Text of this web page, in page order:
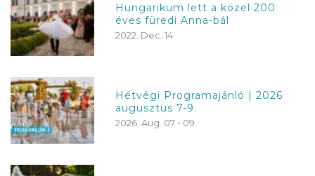
Hungarikum lett a közel 200
éves füredi Anna-bál
2022. Dec. 14
Hétvégi Programajánló | 2026
augusztus 7-9.
2026. Aug. 07 - 09.